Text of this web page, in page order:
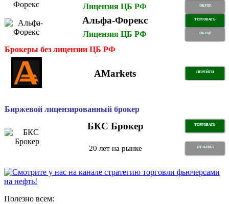
Лицензия ЦБ РФ ОБЗОР
Альфа-Форекс ТОРГОВАТЬ
Лицензия ЦБ РФ ОБЗОР
Брокеры без лицензии ЦБ РФ
AMarkets ПЕРЕЙТИ
Биржевой лицензированный брокер
БКС Брокер ТОРГОВАТЬ
20 лет на рынке ОТЗЫВЫ
Полезно всем: